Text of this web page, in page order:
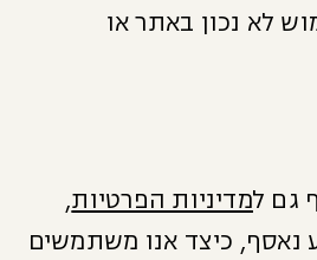
לא נכון באתר או
גם למדיניות הפרטיות,
נאסף, כיצד אנו משתמשים